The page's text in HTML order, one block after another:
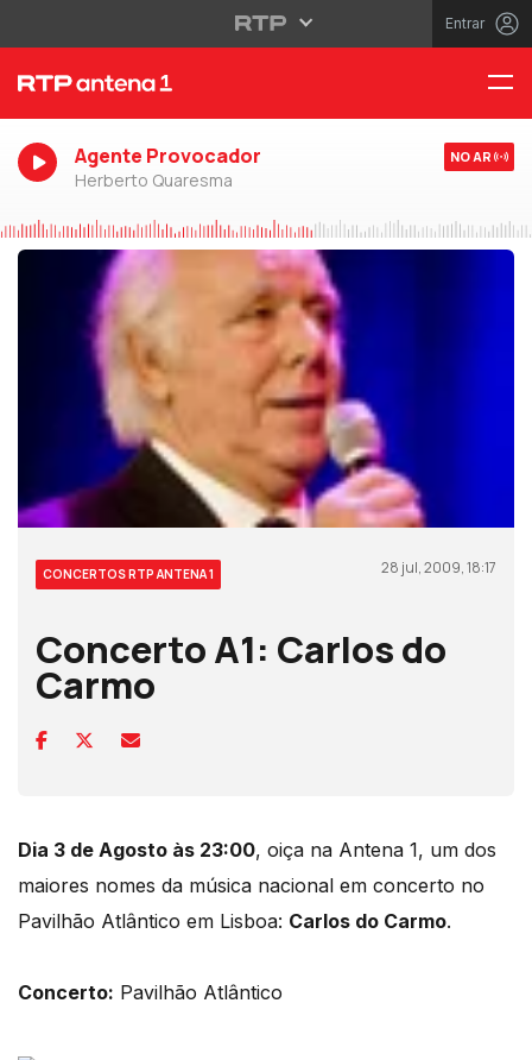
Entrar
Agente Provocador
Herberto Quaresma
NO AR
CONCERTOS RTP ANTENA 1 28 jul, 2009, 18:17
Concerto A1: Carlos do
Carmo
Dia 3 de Agosto às 23:00, oiça na Antena 1, um dos
maiores nomes da música nacional em concerto no
Pavilhão Atlântico em Lisboa: Carlos do Carmo.
Concerto: Pavilhão Atlântico